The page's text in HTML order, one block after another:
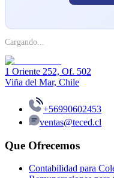
Cargando...
1 Oriente 252, Of. 502
Viña del Mar, Chile
+56990602453
ventas@teced.cl
Que Ofrecemos
Contabilidad para